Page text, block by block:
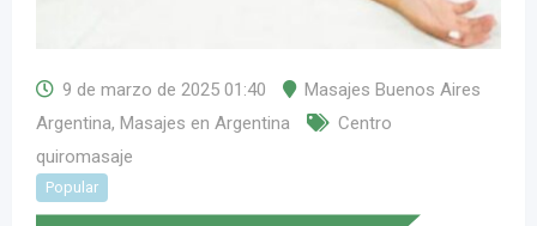
9 de marzo de 2025 01:40
Masajes Buenos Aires
Argentina, Masajes en Argentina
Centro
quiromasaje
Popular